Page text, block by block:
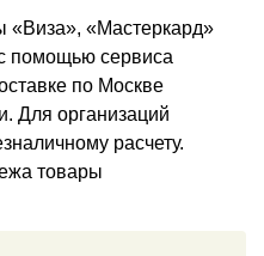
«Виза», «Мастеркард»
помощью сервиса
по Москве
Для организаций
расчету.
товары